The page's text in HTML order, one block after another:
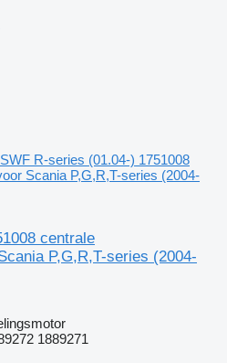
SWF R-series (01.04-) 1751008
Scania P,G,R,T-series (2004-
centrale
P,G,R,T-series (2004-
1889271